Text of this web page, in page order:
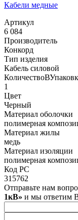
Кабели медные
Артикул
6 084
Производитель
Конкорд
Тип изделия
Кабель силовой
1
Цвет
Черный
Материал оболочки
полимерная
Материал жилы
медь
Материал изоляции
полимерная
Код РС
315762
Отправьте нам
1кВ» и мы ответим